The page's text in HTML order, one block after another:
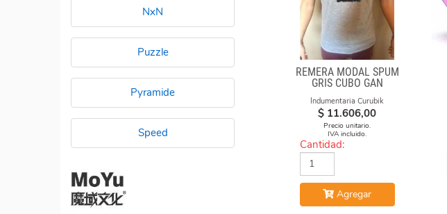
NxN
Puzzle
Pyramide
Speed
REMERA MODAL SPUM
GRIS CUBO GAN
Indumentaria Curubik
$ 11.606,00
Precio unitario.
IVA incluido.
Cantidad:
Agregar